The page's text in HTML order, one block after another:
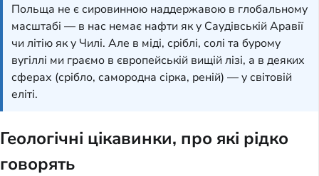
Польща не є сировинною наддержавою в глобальному
масштабі — в нас немає нафти як у Саудівській Аравії
чи літію як у Чилі. Але в міді, сріблі, солі та бурому
вугіллі ми граємо в європейській вищій лізі, а в деяких
сферах (срібло, самородна сірка, реній) — у світовій
еліті.
Геологічні цікавинки, про які рідко
говорять